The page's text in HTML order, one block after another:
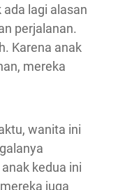
lagi alasan
perjalanan.
Karena anak
mereka
wanita ini
kedua ini
juga